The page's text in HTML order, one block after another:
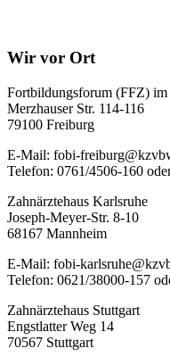
Wir vor Ort
Fortbildungsforum (FFZ) im
Merzhauser Str. 114-116
79100 Freiburg
E-Mail: fobi-
Telefon: 0761/4506-160
Zahnärztehaus Karlsruhe
Joseph-Meyer-Str. 8-10
68167 Mannheim
E-Mail: fobi-
Telefon: 0621/38000-157
Zahnärztehaus Stuttgart
Engstlatter Weg 14
70567 Stuttgart